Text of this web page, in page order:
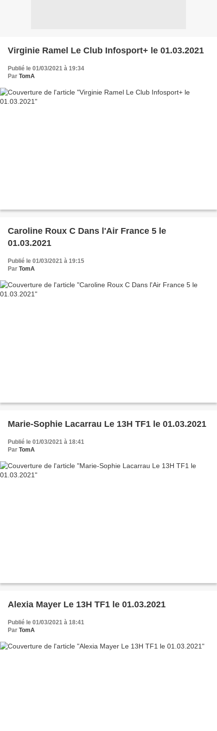
Virginie Ramel Le Club Infosport+ le 01.03.2021
Publié le 01/03/2021 à 19:34
Par TomA
Caroline Roux C Dans l'Air France 5 le
01.03.2021
Publié le 01/03/2021 à 19:15
Par TomA
Marie-Sophie Lacarrau Le 13H TF1 le 01.03.2021
Publié le 01/03/2021 à 18:41
Par TomA
Alexia Mayer Le 13H TF1 le 01.03.2021
Publié le 01/03/2021 à 18:41
Par TomA